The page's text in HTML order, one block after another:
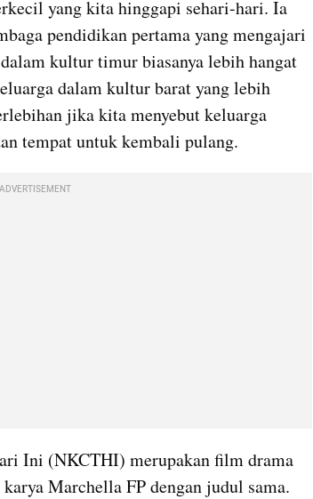
yang kita hinggapi sehari-hari. Ia
pendidikan pertama yang mengajari
kultur timur biasanya lebih hangat
dalam kultur barat yang lebih
jika kita menyebut keluarga
tempat untuk kembali pulang.
ADVERTISEMENT
Ini (NKCTHI) merupakan film drama
Marchella FP dengan judul sama.